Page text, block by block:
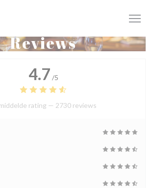
Reviews
4.7 /5
rating — 2730 reviews